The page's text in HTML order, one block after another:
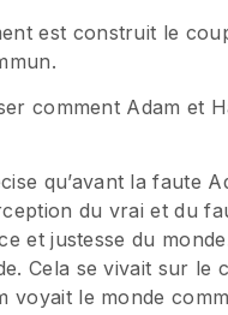
est construit le
comment Adam et
qu’avant la faute
du vrai et du
et justesse du
Cela se vivait sur le
voyait le monde